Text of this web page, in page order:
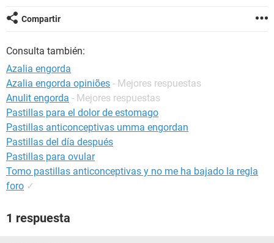
GLOSARIO
Compartir
Consulta también:
Azalia engorda
Azalia engorda opiniões - Mejores respuestas
Anulit engorda - Mejores respuestas
Pastillas para el dolor de estomago
Pastillas anticonceptivas umma engordan
Pastillas del día después
Pastillas para ovular
Tomo pastillas anticonceptivas y no me ha bajado la regla
foro ✓
1 respuesta